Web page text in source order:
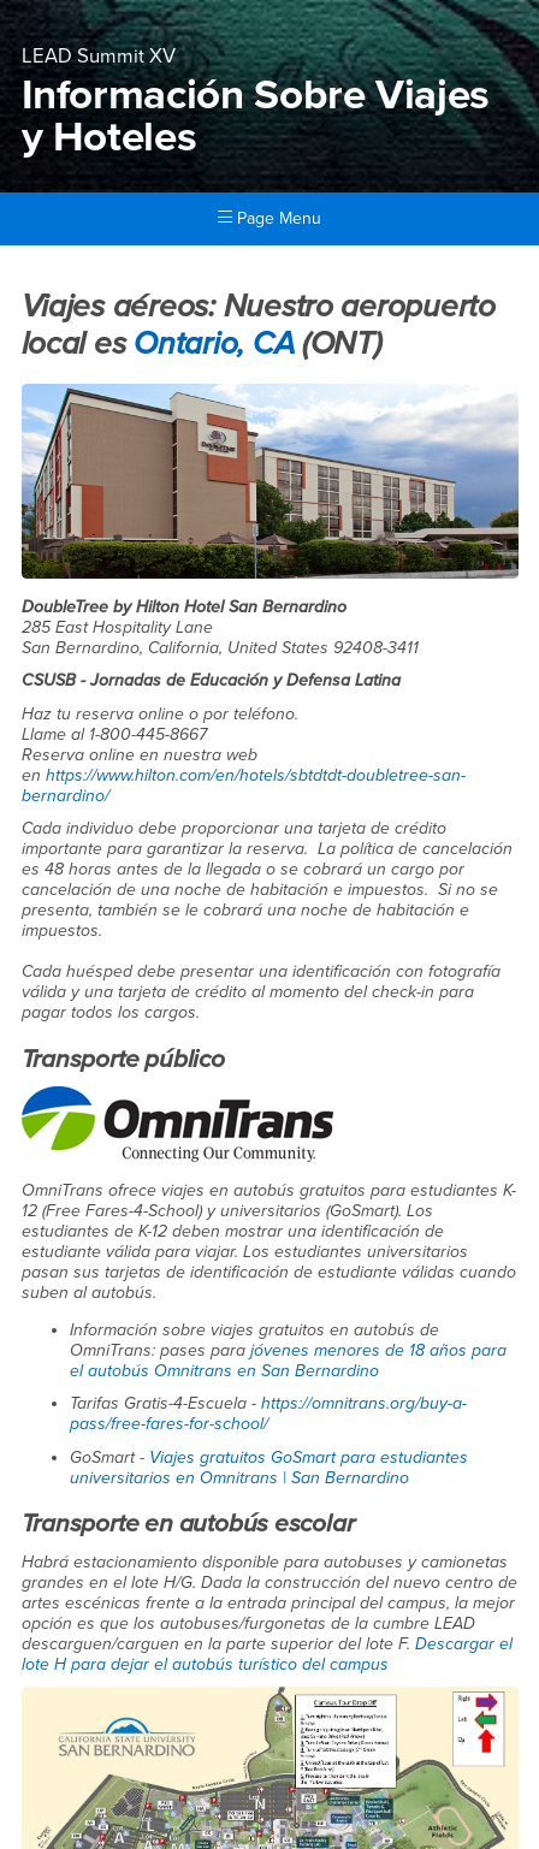
LEAD Summit XV
Información Sobre Viajes
y Hoteles
Page Menu
Información Sobre Viajes y
Viajes aéreos: Nuestro aeropuerto
local esOntario, CA(ONT)
DoubleTree by Hilton Hotel San Bernardino
285 East Hospitality Lane
San Bernardino, California, United States 92408-3411
CSUSB - Jornadas de Educación y Defensa Latina
Haz tu reserva online o por teléfono.
Llame al 1-800-445-8667
Reserva online en nuestra web
en https://www.hilton.com/en/hotels/sbtdtdt-doubletree-san-
bernardino/
Cada individuo debe proporcionar una tarjeta de crédito
importante para garantizar la reserva. La política de cancelación
es 48 horas antes de la llegada o se cobrará un cargo por
cancelación de una noche de habitación e impuestos. Si no se
presenta, también se le cobrará una noche de habitación e
impuestos.
Cada huésped debe presentar una identificación con fotografía
válida y una tarjeta de crédito al momento del check-in para
pagar todos los cargos.
Transporte público
OmniTrans ofrece viajes en autobús gratuitos para estudiantes K-
12 (Free Fares-4-School) y universitarios (GoSmart). Los
estudiantes de K-12 deben mostrar una identificación de
estudiante válida para viajar. Los estudiantes universitarios
pasan sus tarjetas de identificación de estudiante válidas cuando
suben al autobús.
Información sobre viajes gratuitos en autobús de
OmniTrans: pases para jóvenes menores de 18 años para
el autobús Omnitrans en San Bernardino
Tarifas Gratis-4-Escuela - https://omnitrans.org/buy-a-
pass/free-fares-for-school/
GoSmart - Viajes gratuitos GoSmart para estudiantes
universitarios en Omnitrans | San Bernardino
Transporte en autobús escolar
Habrá estacionamiento disponible para autobuses y camionetas
grandes en el lote H/G. Dada la construcción del nuevo centro de
artes escénicas frente a la entrada principal del campus, la mejor
opción es que los autobuses/furgonetas de la cumbre LEAD
descarguen/carguen en la parte superior del lote F. Descargar el
lote H para dejar el autobús turístico del campus